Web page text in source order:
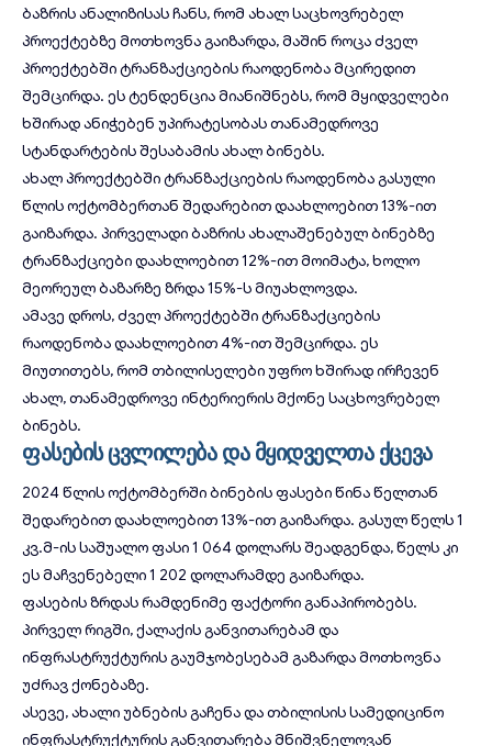
ბაზრის ანალიზისას ჩანს, რომ ახალ საცხოვრებელ
პროექტებზე მოთხოვნა გაიზარდა, მაშინ როცა ძველ
პროექტებში ტრანზაქციების რაოდენობა მცირედით
შემცირდა. ეს ტენდენცია მიანიშნებს, რომ მყიდველები
ხშირად ანიჭებენ უპირატესობას თანამედროვე
სტანდარტების შესაბამის ახალ ბინებს.
ახალ პროექტებში ტრანზაქციების რაოდენობა გასული
წლის ოქტომბერთან შედარებით დაახლოებით 13%-ით
გაიზარდა. პირველადი ბაზრის ახალაშენებულ ბინებზე
ტრანზაქციები დაახლოებით 12%-ით მოიმატა, ხოლო
მეორეულ ბაზარზე ზრდა 15%-ს მიუახლოვდა.
ამავე დროს, ძველ პროექტებში ტრანზაქციების
რაოდენობა დაახლოებით 4%-ით შემცირდა. ეს
მიუთითებს, რომ თბილისელები უფრო ხშირად ირჩევენ
ახალ, თანამედროვე ინტერიერის მქონე საცხოვრებელ
ბინებს.
ფასების ცვლილება და მყიდველთა ქცევა
2024 წლის ოქტომბერში ბინების ფასები წინა წელთან
შედარებით დაახლოებით 13%-ით გაიზარდა. გასულ წელს 1
კვ.მ-ის საშუალო ფასი 1 064 დოლარს შეადგენდა, წელს კი
ეს მაჩვენებელი 1 202 დოლარამდე გაიზარდა.
ფასების ზრდას რამდენიმე ფაქტორი განაპირობებს.
პირველ რიგში,ქალაქის განვითარებამ და
ინფრასტრუქტურის გაუმჯობესებამ გაზარდა მოთხოვნა
უძრავ ქონებაზე.
ასევე, ახალი უბნების გაჩენა დათბილისის სამედიცინო
ინფრასტრუქტურისგანვითარება მნიშვნელოვან